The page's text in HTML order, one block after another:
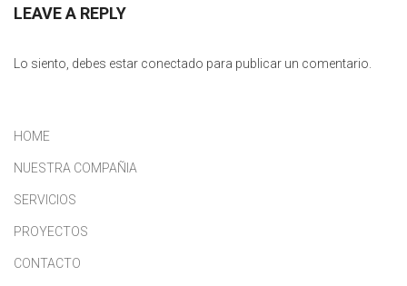
LEAVE A REPLY
Lo siento, debes estar conectado para publicar un comentario.
HOME
NUESTRA COMPAÑIA
SERVICIOS
PROYECTOS
CONTACTO